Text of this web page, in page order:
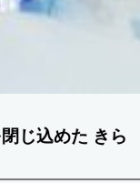
じ込めた きら